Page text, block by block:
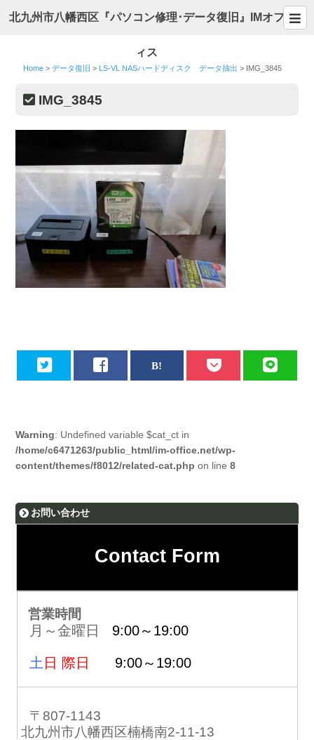
北九州市八幡西区『パソコン修理･データ復旧』IMオフ
ィス
Home >データ復旧 > LS-VL NASハードディスク データ抽出 > IMG_3845
IMG_3845
Warning: Undefined variable $cat_ct in
/home/c6471263/public_html/im-office.net/wp-
content/themes/f8012/related-cat.php on line8
お問い合わせ
Contact Form
営業時間
月～金曜日 9:00～19:00
土 日 際日 9:00～19:00
〒807-1143
北九州市八幡西区楠橋南2-11-13